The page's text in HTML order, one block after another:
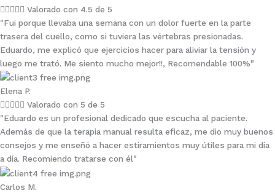
 Valorado con 4.5 de 5
"Fui porque llevaba una semana con un dolor fuerte en la parte
trasera del cuello, como si tuviera las vértebras presionadas.
Eduardo, me explicó que ejercicios hacer para aliviar la tensión y
luego me trató. Me siento mucho mejor!!, Recomendable 100%"
Elena P.
 Valorado con 5 de 5
"Eduardo es un profesional dedicado que escucha al paciente.
Además de que la terapia manual resulta eficaz, me dio muy buenos
consejos y me enseñó a hacer estiramientos muy útiles para mi día
a día. Recomiendo tratarse con él"
Carlos M.